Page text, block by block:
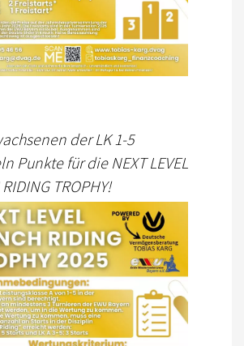
TERMINE
der LK 1-5
Punkte für die NEXT LEVEL
TROPHY!